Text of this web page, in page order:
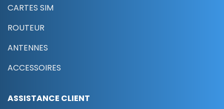
CARTES SIM
ROUTEUR
ANTENNES
ACCESSOIRES
ASSISTANCE CLIENT